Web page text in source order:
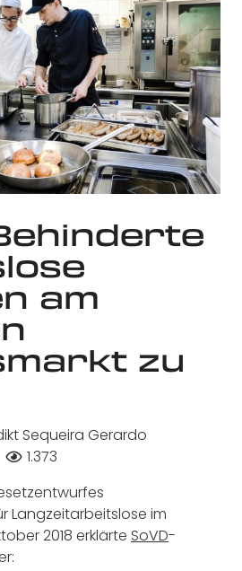
am
zu
Sequeira Gerardo
1.373
Langzeitarbeitslose im
2018 erklärte SoVD-